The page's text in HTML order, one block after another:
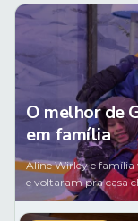
O melhor de
em família
Aline Wirley e família
e voltaram pra casa